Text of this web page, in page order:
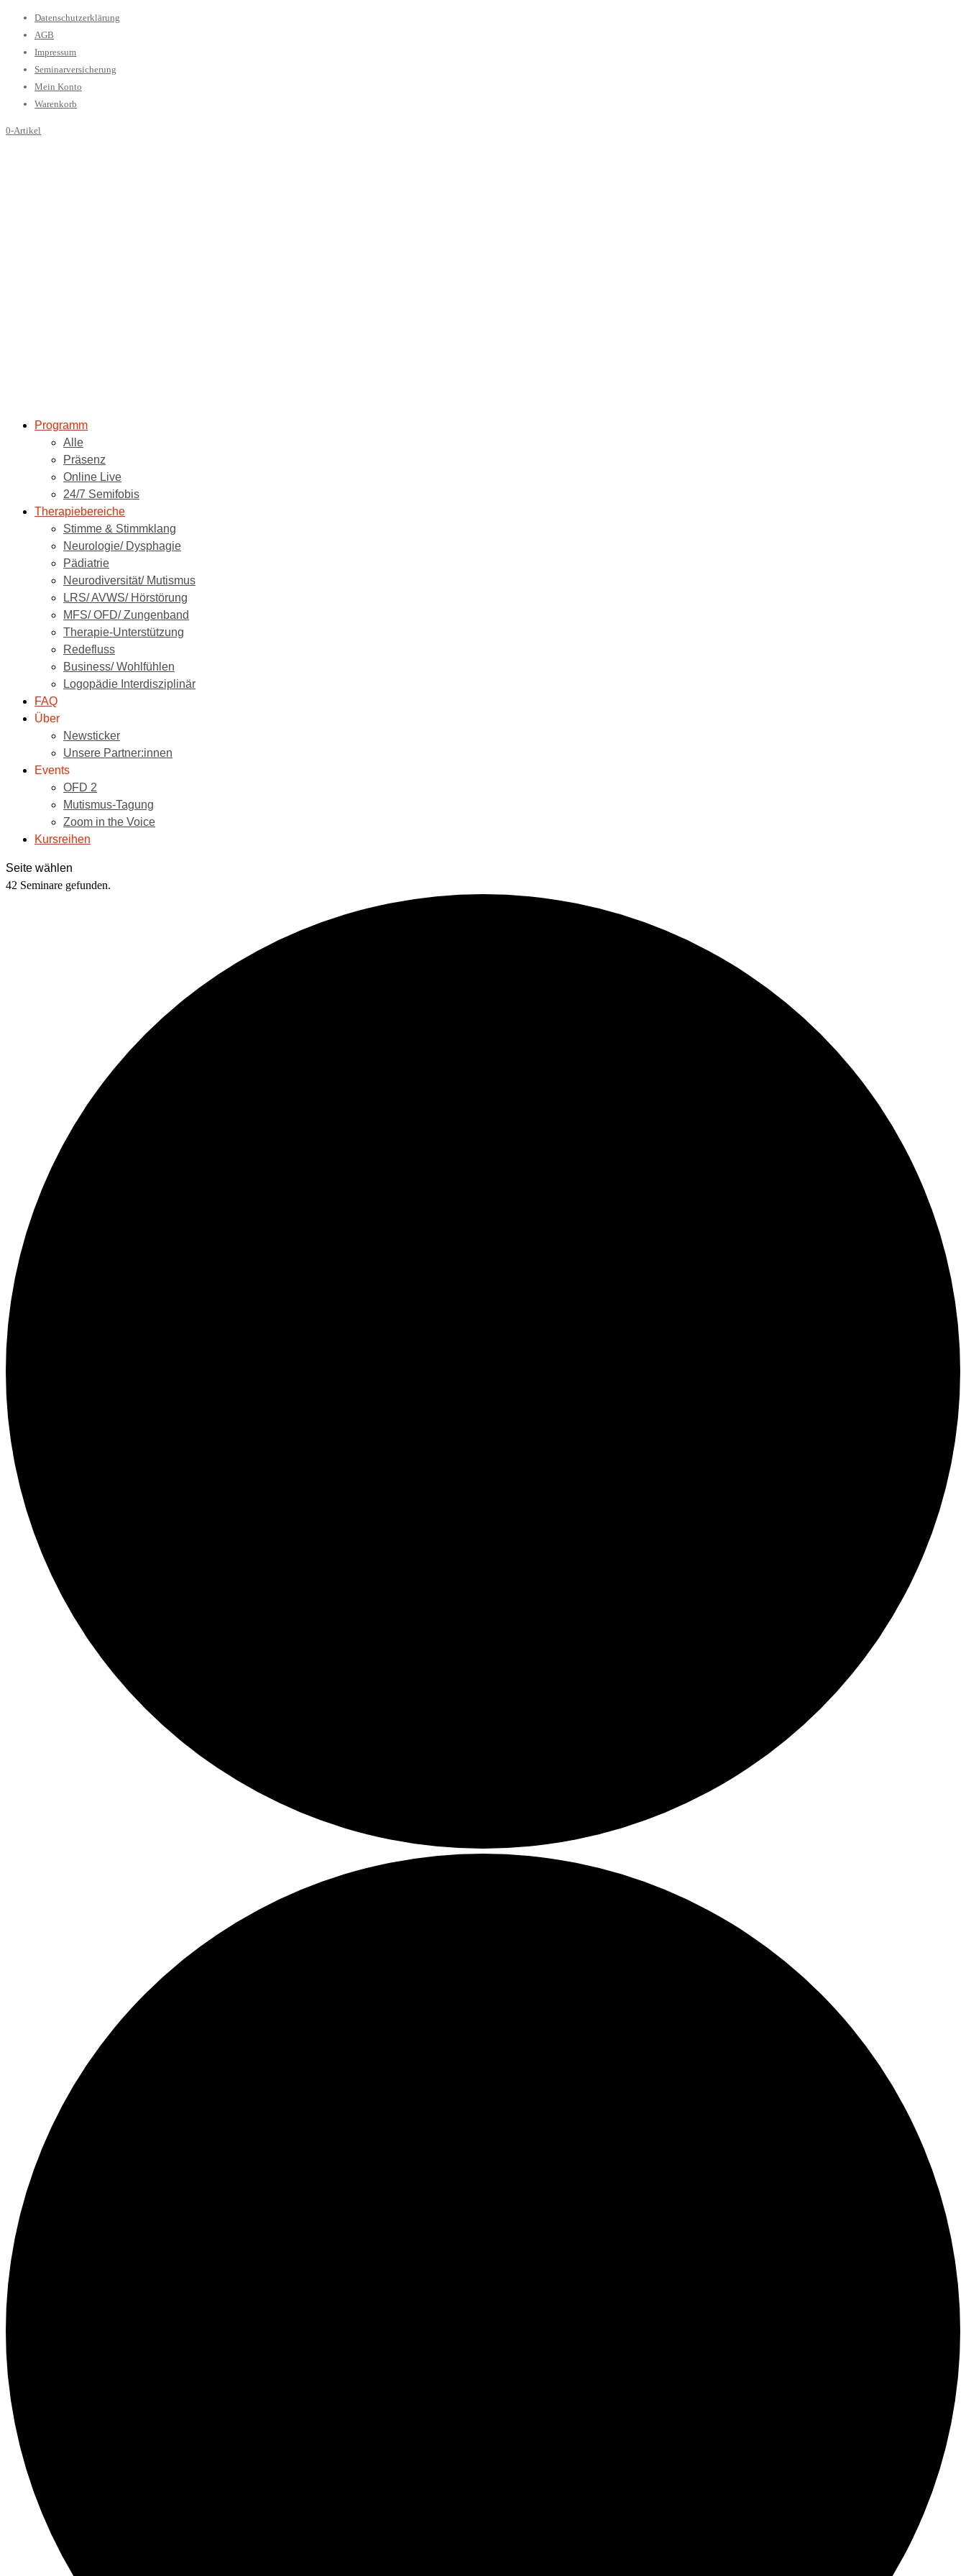
Datenschutzerklärung
AGB
Impressum
Seminarversicherung
Mein Konto
Warenkorb
0-Artikel
Programm
Alle
Präsenz
Online Live
24/7 Semifobis
Therapiebereiche
Stimme & Stimmklang
Neurologie/ Dysphagie
Pädiatrie
Neurodiversität/ Mutismus
LRS/ AVWS/ Hörstörung
MFS/ OFD/ Zungenband
Therapie-Unterstützung
Redefluss
Business/ Wohlfühlen
Logopädie Interdisziplinär
FAQ
Über
Newsticker
Unsere Partner:innen
Events
OFD 2
Mutismus-Tagung
Zoom in the Voice
Kursreihen
Seite wählen
42 Seminare gefunden.